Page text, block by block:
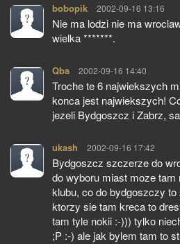
bobopik pisze:
2002-09-16 13:16
Nie ma lodzi nie ma
wielka *******.
Qba pisze:
2002-09-16 14:40
Troche te 6 najwiekszych
konca jest najwiekszych!
jezeli Bydgoszcz i Zabrz,
ukash pisze:
2002-09-16 17:42
Bydgoszcz szczerze do
do wyboru miast moze
klubu, co do bydgoszczy
ktorzy sie tam kreca to
tam tyle nokii :-))) tylko
;P :-) ale jak bylem tam to